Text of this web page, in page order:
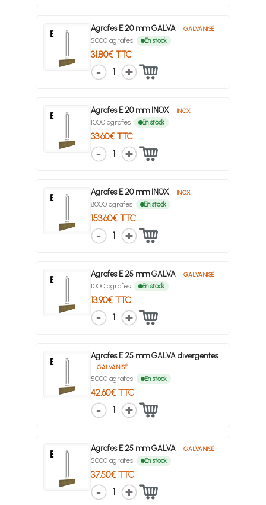
Agrafes E 20 mm GALVA GALVANISÉ
5000 agrafes En stock
31.80€ TTC
1
Agrafes E 20 mm INOX INOX
1000 agrafes En stock
33.60€ TTC
1
Agrafes E 20 mm INOX INOX
8000 agrafes En stock
153.60€ TTC
1
Agrafes E 25 mm GALVA GALVANISÉ
1000 agrafes En stock
13.90€ TTC
1
Agrafes E 25 mm GALVA divergentes
GALVANISÉ
5000 agrafes En stock
42.60€ TTC
1
Agrafes E 25 mm GALVA GALVANISÉ
5000 agrafes En stock
37.50€ TTC
1